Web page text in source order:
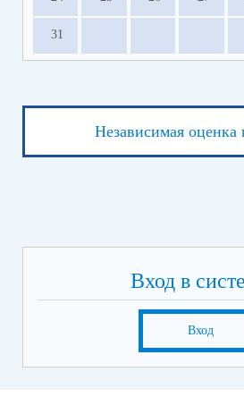
31
Независимая оценка
Вход в
Вход